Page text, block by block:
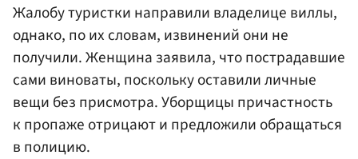
Жалобу туристки направили владелице виллы,
однако, по их словам, извинений они не
получили. Женщина заявила, что пострадавшие
сами виноваты, поскольку оставили личные
вещи без присмотра. Уборщицы причастность
к пропаже отрицают и предложили обращаться
в полицию.